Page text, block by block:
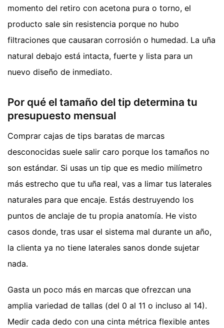
momento del retiro con acetona pura o torno, el
producto sale sin resistencia porque no hubo
filtraciones que causaran corrosión o humedad. La uña
natural debajo está intacta, fuerte y lista para un
nuevo diseño de inmediato.
Por qué el tamaño del tip determina tu
presupuesto mensual
Comprar cajas de tips baratas de marcas
desconocidas suele salir caro porque los tamaños no
son estándar. Si usas un tip que es medio milímetro
más estrecho que tu uña real, vas a limar tus laterales
naturales para que encaje. Estás destruyendo los
puntos de anclaje de tu propia anatomía. He visto
casos donde, tras usar el sistema mal durante un año,
la clienta ya no tiene laterales sanos donde sujetar
nada.
Gasta un poco más en marcas que ofrezcan una
amplia variedad de tallas (del 0 al 11 o incluso al 14).
Medir cada dedo con una cinta métrica flexible antes